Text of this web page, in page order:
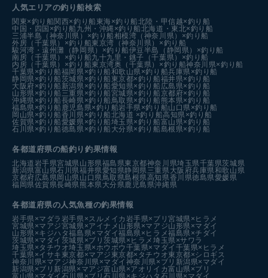
人気エリアの釣り船検索
関東×釣り船関西×釣り船 東海×釣り船北陸・甲信越×釣り船
中国・四国×釣り船 九州・沖縄×釣り船北海道・東北×釣り船
三浦半島（神奈川県）×釣り船相模湾（神奈川県）×釣り船
外房（千葉県）×釣り船東京湾（神奈川県）×釣り船
駿河湾・遠州灘（静岡県）×釣り船伊豆半島（静岡県）×釣り船
南房（千葉県）×釣り船九十九里・銚子（千葉県）×釣り船
内房（千葉県）×釣り船東京湾奥（千葉県）×釣り船神奈川県×釣り船
千葉県×釣り船福岡県×釣り船和歌山県×釣り船兵庫県×釣り船
静岡県×釣り船茨城県×釣り船 東京都×釣り船福井県×釣り船
大阪府×釣り船 新潟県×釣り船愛知県×釣り船 広島県×釣り船
山形県×釣り船 三重県×釣り船宮城県×釣り船京都府×釣り船
沖縄県×釣り船長崎県×釣り船鳥取県×釣り船 熊本県×釣り船
福島県×釣り船 鹿児島県×釣り船岩手県×釣り船山口県×釣り船
岡山県×釣り船香川県×釣り船北海道 ×釣り船高知県×釣り船
佐賀県×釣り船愛媛県×釣り船埼玉県×釣り船富山県×釣り船
石川県×釣り船徳島県×釣り船 大分県×釣り船島根県×釣り船
各都道府県の船釣り釣果情報
北海道岩手県宮城県山形県福島県東京都神奈川県埼玉県千葉県茨城県
新潟県富山県石川県福井県愛知県静岡県三重県大阪府兵庫県和歌山県
京都府広島県岡山県山口県鳥取県島根県高知県香川県徳島県愛媛県
福岡県佐賀県長崎県熊本県大分県鹿児島県沖縄県
各都道府県の人気魚種の釣果情報
岩手県×マダラ 岩手県×スルメイカ 岩手県×ブリ宮城県×ヒラメ
宮城県×マアジ宮城県×アイナメ 山形県×マアジ山形県×マダイ
山形県×キジハタ福島県×マダイ福島県×ヒラメ福島県×チダイ
茨城県×マダイ 茨城県×ブリ茨城県×ヒラメ埼玉県×サワラ
埼玉県×タチウオ埼玉県×ホウボウ 千葉県×マダイ 千葉県×ヒラメ
千葉県×イサキ 東京都×マアジ 東京都×タチウオ東京都×シロギス
神奈川県×マアジ神奈川県×マダイ 神奈川県×ブリ 新潟県×マダイ
新潟県×ブリ 新潟県×マアジ富山県×アオリイカ富山県×ブリ